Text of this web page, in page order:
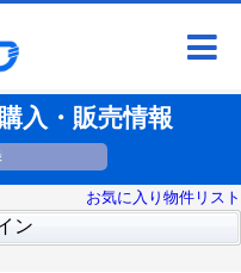
入・販売情報
お気に入り物件リスト
ン